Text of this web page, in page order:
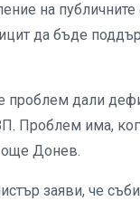
на публичните
да бъде
проблем дали
Проблем има,
още Донев.
заяви, че